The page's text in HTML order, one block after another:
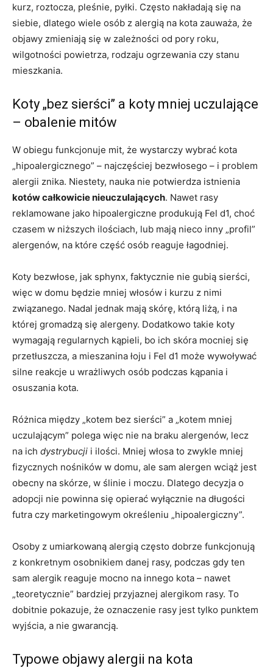
kurz, roztocza, pleśnie, pyłki. Często nakładają się na
siebie, dlatego wiele osób z alergią na kota zauważa, że
objawy zmieniają się w zależności od pory roku,
wilgotności powietrza, rodzaju ogrzewania czy stanu
mieszkania.
Koty „bez sierści” a koty mniej uczulające
– obalenie mitów
W obiegu funkcjonuje mit, że wystarczy wybrać kota
„hipoalergicznego” – najczęściej bezwłosego – i problem
alergii znika. Niestety, nauka nie potwierdza istnienia
kotów całkowicie nieuczulających. Nawet rasy
reklamowane jako hipoalergiczne produkują Fel d1, choć
czasem w niższych ilościach, lub mają nieco inny „profil”
alergenów, na które część osób reaguje łagodniej.
Koty bezwłose, jak sphynx, faktycznie nie gubią sierści,
więc w domu będzie mniej włosów i kurzu z nimi
związanego. Nadal jednak mają skórę, którą liżą, i na
której gromadzą się alergeny. Dodatkowo takie koty
wymagają regularnych kąpieli, bo ich skóra mocniej się
przetłuszcza, a mieszanina łoju i Fel d1 może wywoływać
silne reakcje u wrażliwych osób podczas kąpania i
osuszania kota.
Różnica między „kotem bez sierści” a „kotem mniej
uczulającym” polega więc nie na braku alergenów, lecz
na ich dystrybucji i ilości. Mniej włosa to zwykle mniej
fizycznych nośników w domu, ale sam alergen wciąż jest
obecny na skórze, w ślinie i moczu. Dlatego decyzja o
adopcji nie powinna się opierać wyłącznie na długości
futra czy marketingowym określeniu „hipoalergiczny”.
Osoby z umiarkowaną alergią często dobrze funkcjonują
z konkretnym osobnikiem danej rasy, podczas gdy ten
sam alergik reaguje mocno na innego kota – nawet
„teoretycznie” bardziej przyjaznej alergikom rasy. To
dobitnie pokazuje, że oznaczenie rasy jest tylko punktem
wyjścia, a nie gwarancją.
Typowe objawy alergii na kota